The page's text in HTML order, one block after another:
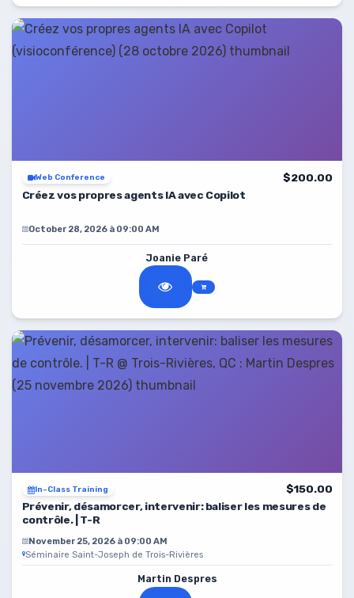
Web Conference
$200.00
Créez vos propres agents IA avec Copilot
October 28, 2026 à 09:00 AM
Joanie Paré
In-Class Training
$150.00
Prévenir, désamorcer, intervenir: baliser les mesures de
contrôle. | T-R
November 25, 2026 à 09:00 AM
Séminaire Saint-Joseph de Trois-Rivières
Martin Despres